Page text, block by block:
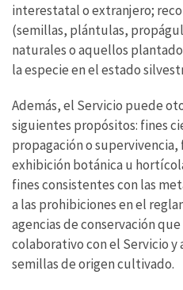
interestatal o extranjero;
(semillas, plántulas,
naturales o aquellos
la especie en el estado
Además, el Servicio puede
siguientes propósitos: fines
propagación o supervivencia,
exhibición botánica u
fines consistentes con las
a las prohibiciones en el
agencias de conservación
colaborativo con el Servicio
semillas de origen cultivado.